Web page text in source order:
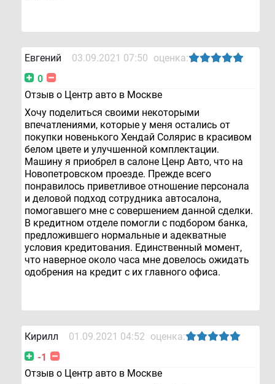
Евгений 03.09.2021 07:50 оценка:
0
Отзыв о Центр авто в Москве
Хочу поделиться своими некоторыми
впечатлениями, которые у меня остались от
покупки новенького Хендай Солярис в красивом
белом цвете и улучшенной комплектации.
Машину я приобрел в салоне Ценр Авто, что на
Новопетровском проезде. Прежде всего
понравилось приветливое отношение персонала
и деловой подход сотрудника автосалона,
помогавшего мне с совершением данной сделки.
В кредитном отделе помогли с подбором банка,
предложившего нормальные и адекватные
условия кредитования. Единственный момент,
что наверное около часа мне довелось ожидать
одобрения на кредит с их главного офиса.
Кирилл 01.09.2021 04:52 оценка:
-1
Отзыв о Центр авто в Москве